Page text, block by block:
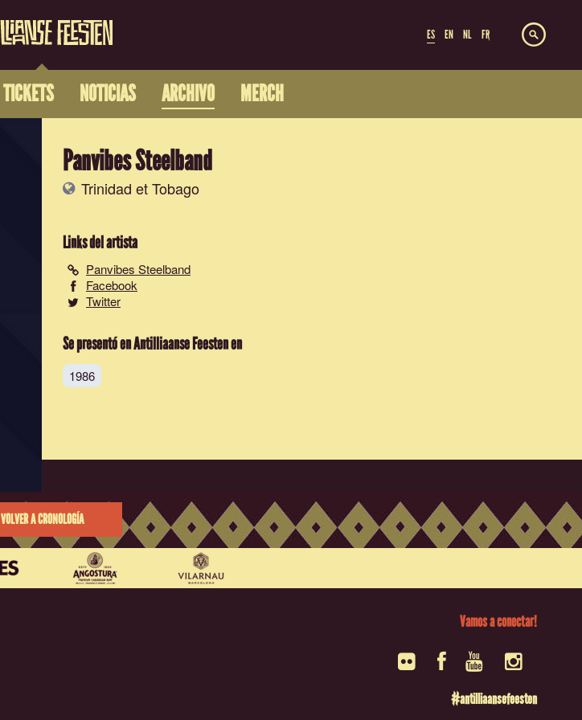
ES EN NL FR
TICKETS NOTICIAS ARCHIVO MERCH
Panvibes Steelband
Trinidad et Tobago
Links del artista
Panvibes Steelband
Facebook
Twitter
Se presentó en Antilliaanse Feesten en
1986
VOLVER A CRONOLOGÍA
Vamos a conectar!
#antilliaansefeesten